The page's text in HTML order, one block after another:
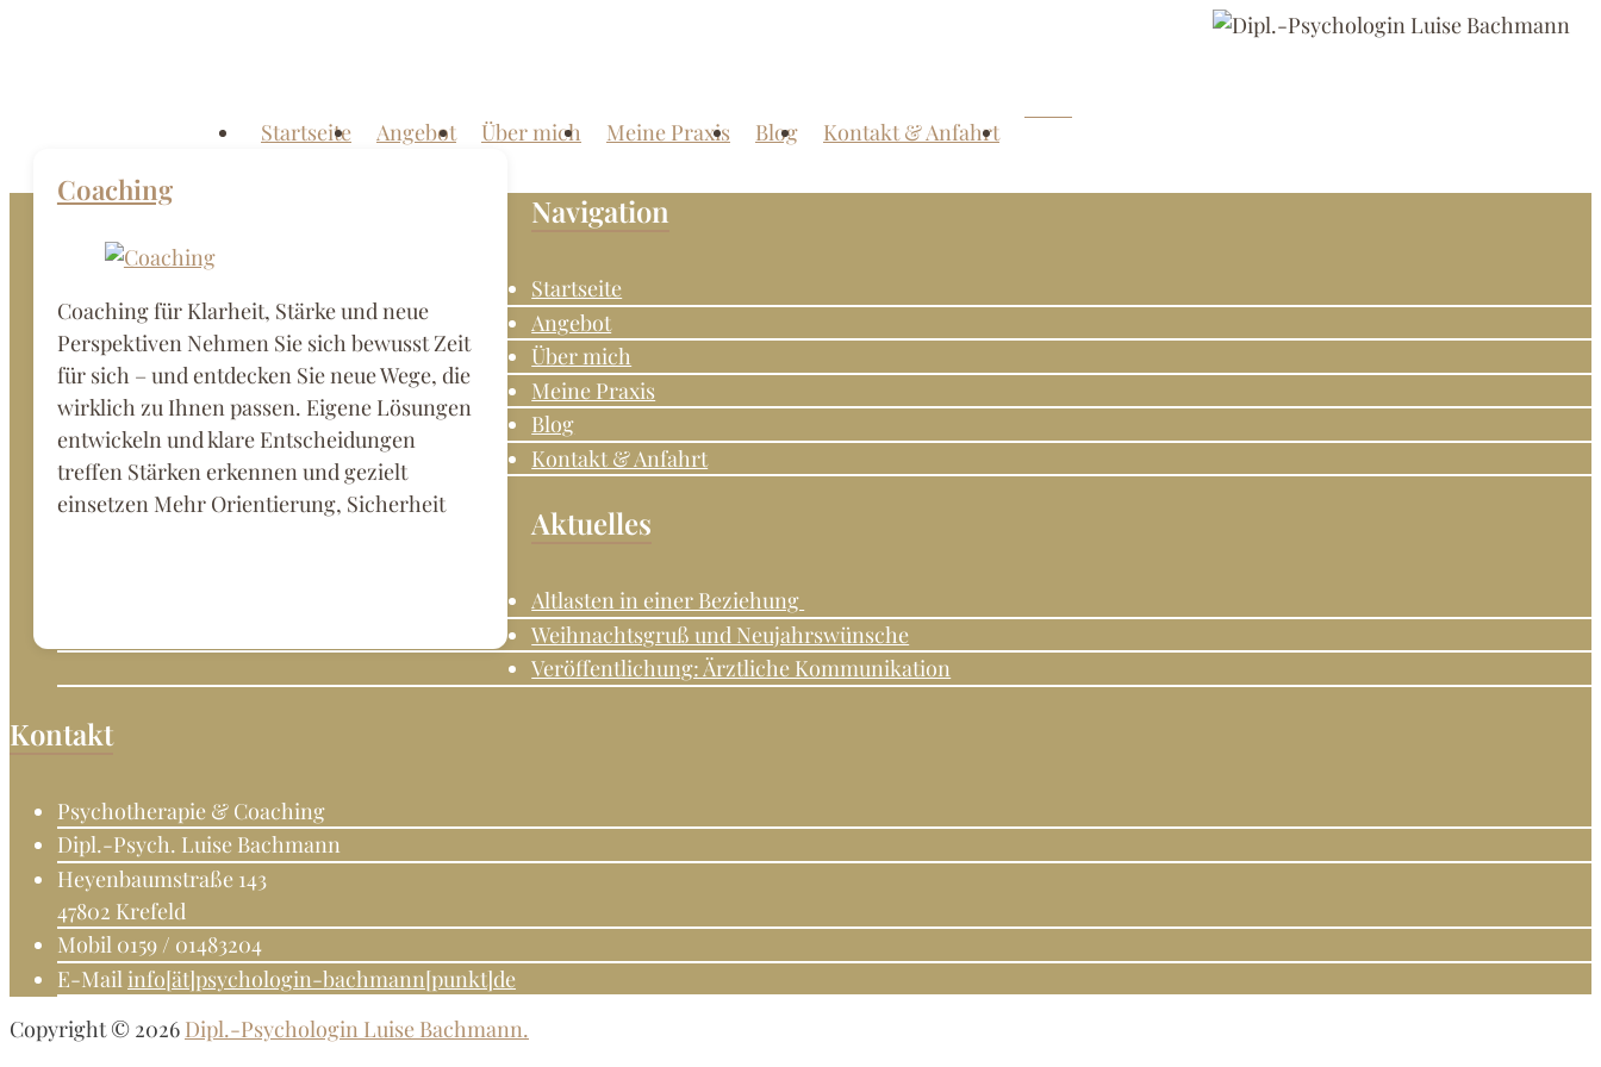
Dipl.-
Bachmann
Praxis
für
Psychotherapie
und
Coaching
im
Kamphof
Fachkunde
Verhaltenstherapie.
Menü Startseite Angebot Über mich Meine Praxis Blog Kontakt & Anfahrt
Coaching
Coaching für Klarheit, Stärke und neue
Perspektiven Nehmen Sie sich bewusst Zeit
für sich – und entdecken Sie neue Wege, die
wirklich zu Ihnen passen. Eigene Lösungen
entwickeln und klare Entscheidungen
treffen Stärken erkennen und gezielt
einsetzen Mehr Orientierung, Sicherheit
Navigation
Startseite
Angebot
Über mich
Meine Praxis
Blog
Kontakt & Anfahrt
Aktuelles
Altlasten in einer Beziehung
Weihnachtsgruß und Neujahrswünsche
Veröffentlichung: Ärztliche Kommunikation
Kontakt
Psychotherapie & Coaching
Dipl.-Psych. Luise Bachmann
Heyenbaumstraße 143
47802 Krefeld
Mobil 0159 / 01483204
E-Mail info[ät]psychologin-bachmann[punkt]de
Copyright © 2026 Dipl.-Psychologin Luise Bachmann.